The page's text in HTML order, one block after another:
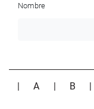
Nombre
|A B